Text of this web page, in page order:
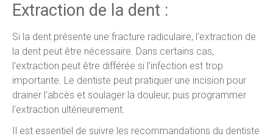
Extraction de la dent :
Si la dent présente une fracture radiculaire, l'extraction de
la dent peut être nécessaire. Dans certains cas,
l'extraction peut être différée si l'infection est trop
importante. Le dentiste peut pratiquer une incision pour
drainer l'abcès et soulager la douleur, puis programmer
l'extraction ultérieurement.
Il est essentiel de suivre les recommandations du dentiste